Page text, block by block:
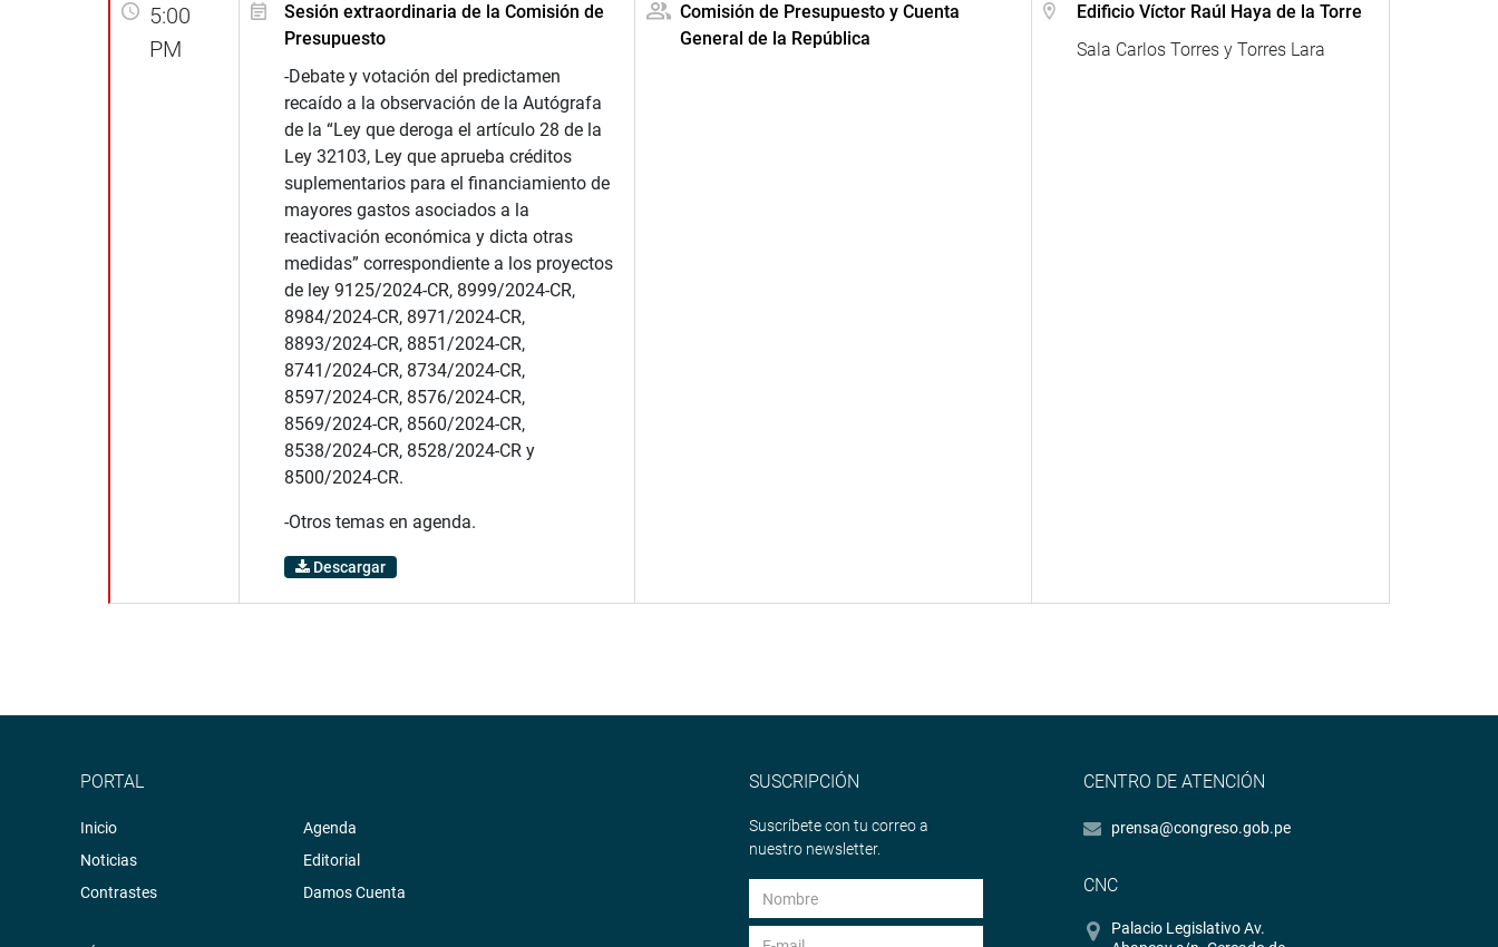
5:00
PM
Sesión extraordinaria de la Comisión de
Presupuesto
-Debate y votación del predictamen
recaído a la observación de la Autógrafa
de la “Ley que deroga el artículo 28 de la
Ley 32103, Ley que aprueba créditos
suplementarios para el financiamiento de
mayores gastos asociados a la
reactivación económica y dicta otras
medidas” correspondiente a los proyectos
de ley 9125/2024-CR, 8999/2024-CR,
8984/2024-CR, 8971/2024-CR,
8893/2024-CR, 8851/2024-CR,
8741/2024-CR, 8734/2024-CR,
8597/2024-CR, 8576/2024-CR,
8569/2024-CR, 8560/2024-CR,
8538/2024-CR, 8528/2024-CR y
8500/2024-CR.
-Otros temas en agenda.
Descargar
Comisión de Presupuesto y Cuenta
General de la República
Edificio Víctor Raúl Haya de la Torre
Sala Carlos Torres y Torres Lara
PORTAL
Inicio
Noticias
Contrastes
Agenda
Editorial
Damos Cuenta
SUSCRIPCIÓN
Suscríbete con tu correo a
nuestro newsletter.
CENTRO DE ATENCIÓN
prensa@congreso.gob.pe
CNC
Palacio Legislativo Av.